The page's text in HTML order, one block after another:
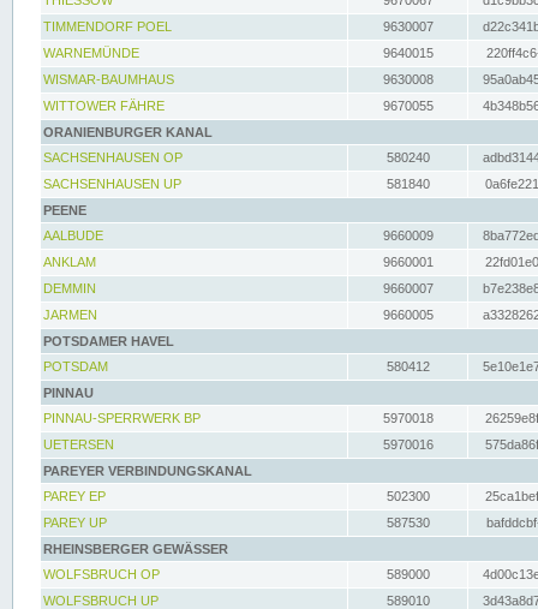
TIMMENDORF POEL
9630007
WARNEMÜNDE
9640015
WISMAR-BAUMHAUS
9630008
WITTOWER FÄHRE
9670055
ORANIENBURGER KANAL
SACHSENHAUSEN OP
580240
SACHSENHAUSEN UP
581840
PEENE
AALBUDE
9660009
ANKLAM
9660001
DEMMIN
9660007
JARMEN
9660005
POTSDAMER HAVEL
POTSDAM
580412
PINNAU
PINNAU-SPERRWERK BP
5970018
UETERSEN
5970016
PAREYER VERBINDUNGSKANAL
PAREY EP
502300
PAREY UP
587530
RHEINSBERGER GEWÄSSER
WOLFSBRUCH OP
589000
WOLFSBRUCH UP
589010